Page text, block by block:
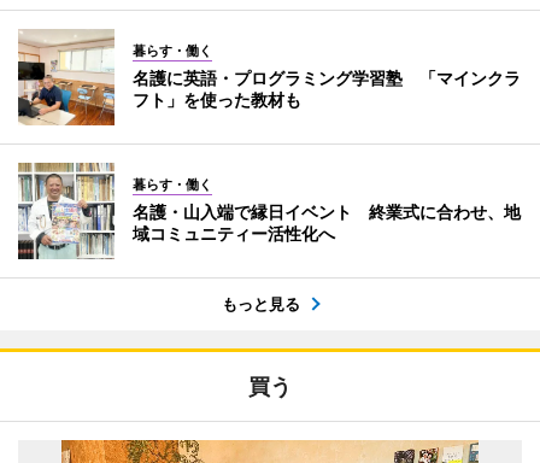
暮らす・働く
名護に英語・プログラミング学習塾 「マインクラ
フト」を使った教材も
暮らす・働く
名護・山入端で縁日イベント 終業式に合わせ、地
域コミュニティー活性化へ
もっと見る
買う